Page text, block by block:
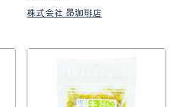
株式会社 昴珈琲店